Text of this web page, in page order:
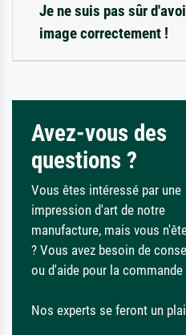
Je ne suis pas sûr
image correctement !
Avez-vous des
questions ?
Vous êtes intéressé par une
impression d'art de notre
manufacture, mais vous
? Vous avez besoin de
ou d'aide pour la commande
Nos experts se feront un